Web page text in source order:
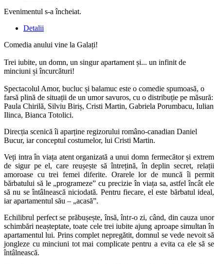
Evenimentul s-a încheiat.
Detalii
Comedia anului vine la Galați!
Trei iubite, un domn, un singur apartament și... un infinit de
minciuni și încurcături!
Spectacolul Amor, bucluc și balamuc este o comedie spumoasă, o
farsă plină de situații de un umor savuros, cu o distribuție pe măsură:
Paula Chirilă, Silviu Biriș, Cristi Martin, Gabriela Porumbacu, Iulian
Ilinca, Bianca Totolici.
Direcția scenică îi aparține regizorului româno-canadian Daniel
Bucur, iar conceptul costumelor, lui Cristi Martin.
Veți intra în viața atent organizată a unui domn fermecător și extrem
de sigur pe el, care reușește să întrețină, în deplin secret, relații
amoroase cu trei femei diferite. Orarele lor de muncă îi permit
bărbatului să le „programeze” cu precizie în viața sa, astfel încât ele
să nu se întâlnească niciodată. Pentru fiecare, el este bărbatul ideal,
iar apartamentul său – „acasă”.
Echilibrul perfect se prăbușește, însă, într-o zi, când, din cauza unor
schimbări neașteptate, toate cele trei iubite ajung aproape simultan în
apartamentul lui. Prins complet nepregătit, domnul se vede nevoit să
jongleze cu minciuni tot mai complicate pentru a evita ca ele să se
întâlnească.